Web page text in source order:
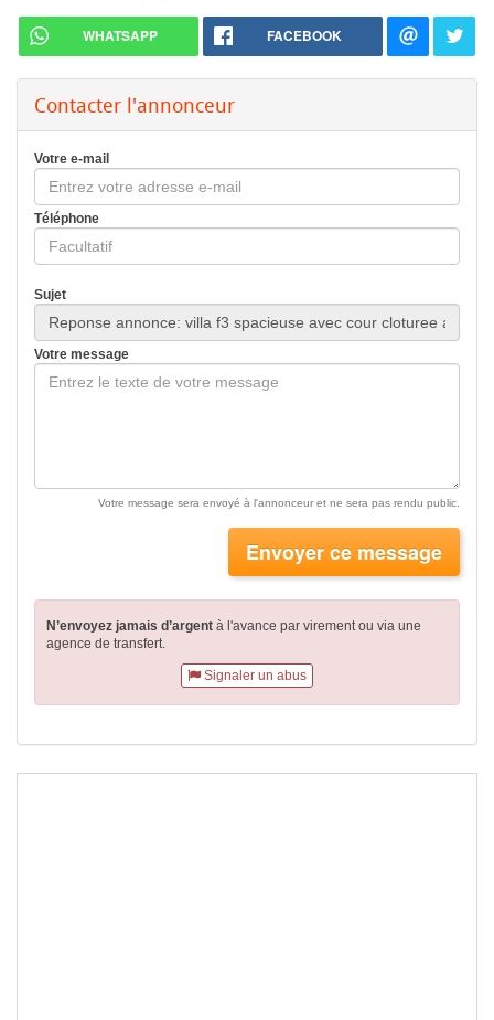
WHATSAPP FACEBOOK
Contacter l'annonceur
Votre e-mail
Téléphone
Sujet
Votre message
Votre message sera envoyé à l'annonceur et ne sera pas rendu public.
Envoyer ce message
N’envoyez jamais d’argent à l'avance par virementou via une
agence de transfert.
Signaler un abus